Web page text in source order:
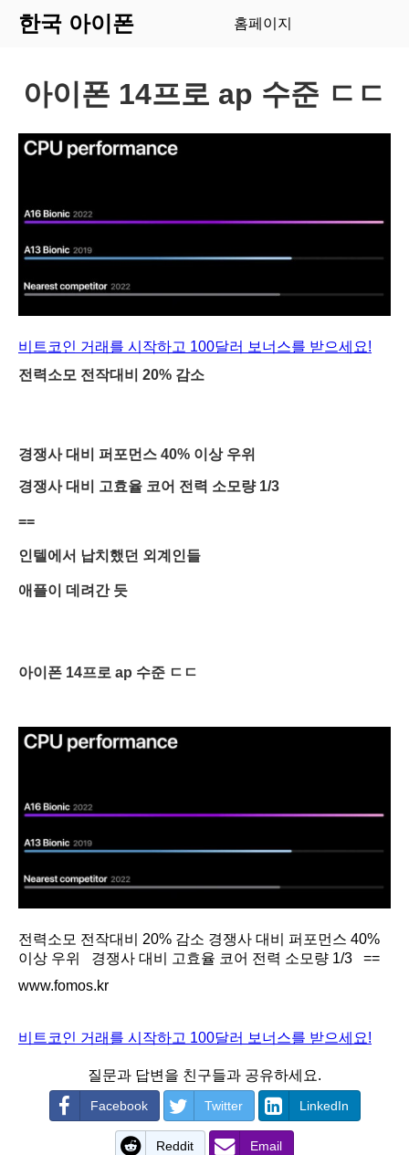
한국 아이폰 홈페이지
아이폰 14프로 ap 수준 ㄷㄷ
비트코인 거래를 시작하고 100달러 보너스를 받으세요!
전력소모 전작대비 20% 감소
경쟁사 대비 퍼포먼스 40% 이상 우위
경쟁사 대비 고효율 코어 전력 소모량 1/3
==
인텔에서 납치했던 외계인들
애플이 데려간 듯
아이폰 14프로 ap 수준 ㄷㄷ
전력소모 전작대비 20% 감소 경쟁사 대비 퍼포먼스 40%
이상 우위 경쟁사 대비 고효율 코어 전력 소모량 1/3 ==
www.fomos.kr
비트코인 거래를 시작하고 100달러 보너스를 받으세요!
질문과 답변을 친구들과 공유하세요.
Facebook Twitter LinkedIn
Reddit Email